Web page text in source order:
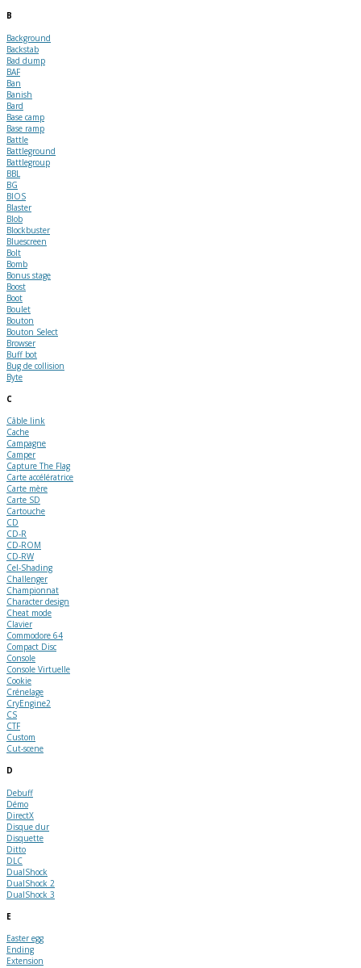
B
Background
Backstab
Bad dump
BAF
Ban
Banish
Bard
Base camp
Base ramp
Battle
Battleground
Battlegroup
BBL
BG
BIOS
Blaster
Blob
Blockbuster
Bluescreen
Bolt
Bomb
Bonus stage
Boost
Boot
Boulet
Bouton
Bouton Select
Browser
Buff bot
Bug de collision
Byte
C
Câble link
Cache
Campagne
Camper
Capture The Flag
Carte accélératrice
Carte mère
Carte SD
Cartouche
CD
CD-R
CD-ROM
CD-RW
Cel-Shading
Challenger
Championnat
Character design
Cheat mode
Clavier
Commodore 64
Compact Disc
Console
Console Virtuelle
Cookie
Crénelage
CryEngine2
CS
CTF
Custom
Cut-scene
D
Debuff
Démo
DirectX
Disque dur
Disquette
Ditto
DLC
DualShock
DualShock 2
DualShock 3
E
Easter egg
Ending
Extension